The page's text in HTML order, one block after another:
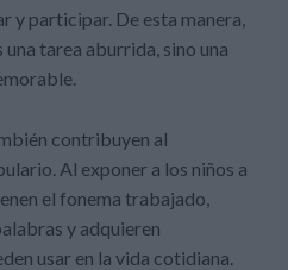
y participar. De esta manera,
tarea aburrida, sino una
contribuyen al
Al exponer a los niños a
el fonema trabajado,
y adquieren
usar en la vida cotidiana.